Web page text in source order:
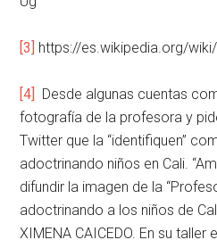
[3] https://es.wikipedia.org/
[4] Desde algunas cuentas
fotografía de la profesora y
Twitter que la “identifiquen”
adoctrinando niños en Cali.
difundir la imagen de la
adoctrinando a los niños de
XIMENA CAICEDO. En su